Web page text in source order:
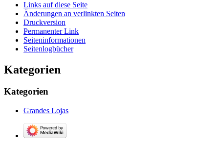
Links auf diese Seite
Änderungen an verlinkten Seiten
Druckversion
Permanenter Link
Seiten­­informationen
Seitenlogbücher
Kategorien
Kategorien
Grandes Lojas